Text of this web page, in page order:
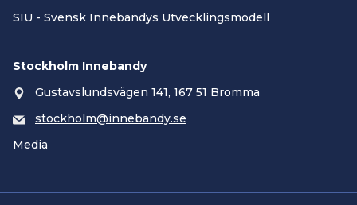
SIU - Svensk Innebandys Utvecklingsmodell
Stockholm Innebandy
Gustavslundsvägen 141, 167 51 Bromma
stockholm@innebandy.se
Media